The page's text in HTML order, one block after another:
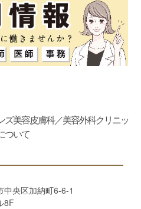
ズ美容皮膚科／美容外科クリニッ
ついて
中央区加納町6-6-1
8F